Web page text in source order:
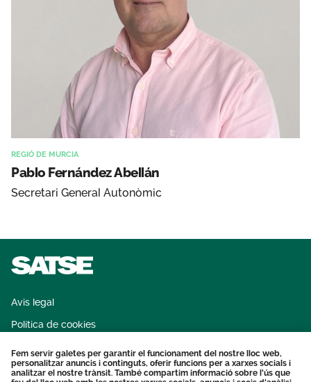
REGIÓ DE MURCIA
Pablo Fernández Abellán
Secretari General Autonòmic
Avis legal
Política de cookies
Protecció dades personals
Fem servir galetes per garantir el funcionament del nostre lloc web,
personalitzar anuncis i continguts, oferir funcions per a xarxes socials i
analitzar el nostre trànsit. També compartim informació sobre l'ús que